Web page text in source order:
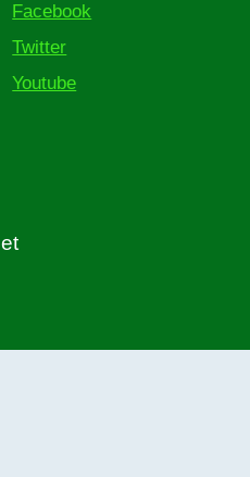
et
Facebook
Twitter
Youtube